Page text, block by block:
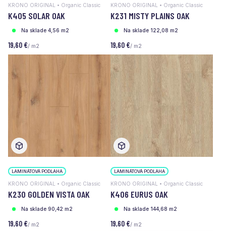
KRONO ORIGINAL • Organic Classic
K405 SOLAR OAK
Na sklade 4,56 m2
19,60 €/ m2
KRONO ORIGINAL • Organic Classic
K231 MISTY PLAINS OAK
Na sklade 122,08 m2
19,60 €/ m2
LAMINÁTOVÁ PODLAHA
KRONO ORIGINAL • Organic Classic
K230 GOLDEN VISTA OAK
Na sklade 90,42 m2
19,60 €/ m2
LAMINÁTOVÁ PODLAHA
KRONO ORIGINAL • Organic Classic
K406 EURUS OAK
Na sklade 144,68 m2
19,60 €/ m2